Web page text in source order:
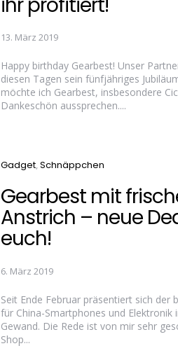
13. März 2019
Happy birthday Gearbest! Unser
diesen Tagen sein fünfjähriges
möchte ich Gearbest, insbesondere
Dankeschön aussprechen....
Categories
Gadget Schnäppchen
Gearbest mit
Anstrich – neue
euch!
6. März 2019
Seit Ende Februar präsentiert sich der
für China-Smartphones und Elektronik
Gewand. Die Rede ist von mir sehr
Shop...